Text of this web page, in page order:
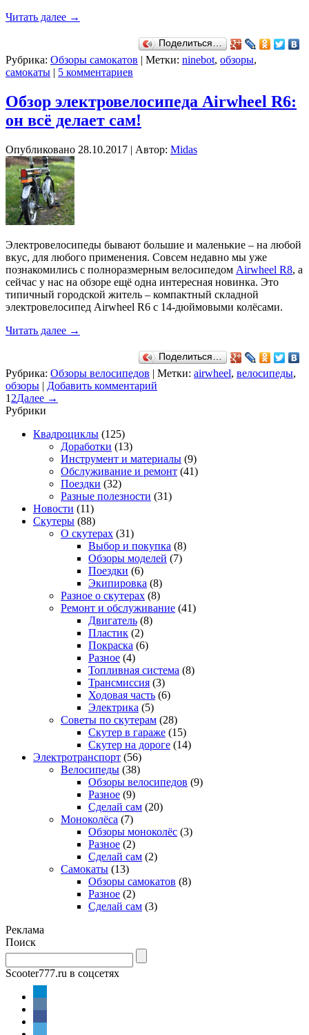
Читать далее →
Поделиться…
Рубрика: Обзоры самокатов | Метки: ninebot, обзоры,
самокаты | 5 комментариев
Обзор электровелосипеда Airwheel R6:
он всё делает сам!
Опубликовано 28.10.2017 | Автор: Midas
Электровелосипеды бывают большие и маленькие – на любой
вкус, для любого применения. Совсем недавно мы уже
познакомились с полноразмерным велосипедом Airwheel R8, а
сейчас у нас на обзоре ещё одна интересная новинка. Это
типичный городской житель – компактный складной
электровелосипед Airwheel R6 с 14-дюймовыми колёсами.
Читать далее →
Поделиться…
Рубрика: Обзоры велосипедов | Метки: airwheel, велосипеды,
обзоры | Добавить комментарий
1 2Далее →
Рубрики
Квадроциклы (125)
Доработки (13)
Инструмент и материалы (9)
Обслуживание и ремонт (41)
Поездки (32)
Разные полезности (31)
Новости (11)
Скутеры (88)
О скутерах (31)
Выбор и покупка (8)
Обзоры моделей (7)
Поездки (6)
Экипировка (8)
Разное о скутерах (8)
Ремонт и обслуживание (41)
Двигатель (8)
Пластик (2)
Покраска (6)
Разное (4)
Топливная система (8)
Трансмиссия (3)
Ходовая часть (6)
Электрика (5)
Советы по скутерам (28)
Скутер в гараже (15)
Скутер на дороге (14)
Электротранспорт (56)
Велосипеды (38)
Обзоры велосипедов (9)
Разное (9)
Сделай сам (20)
Моноколёса (7)
Обзоры моноколёс (3)
Разное (2)
Сделай сам (2)
Самокаты (13)
Обзоры самокатов (8)
Разное (2)
Сделай сам (3)
Реклама
Поиск
Scooter777.ru в соцсетях